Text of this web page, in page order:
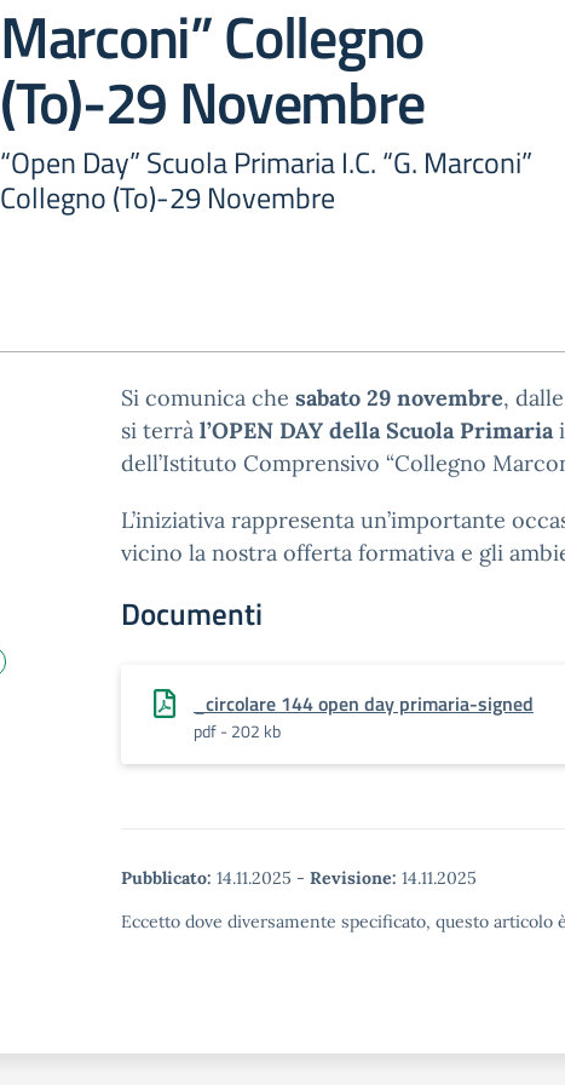
Marconi” Collegno
(To)-29 Novembre
“Open Day” Scuola Primaria I.C. “G. Marconi”
Collegno (To)-29 Novembre
Si comunica che sabato 29 novembre, dalle
si terrà l’OPEN DAY della Scuola Primaria
dell’Istituto Comprensivo “Collegno
L’iniziativa rappresenta un’importante
vicino la nostra offerta formativa e gli
Documenti
_circolare 144 open day primaria-signed
pdf - 202 kb
Pubblicato: 14.11.2025 - Revisione: 14.11.2025
Eccetto dove diversamente specificato, questo